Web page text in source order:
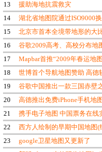
13
援助海地抗震救灾
14
湖北省地图院通过ISO9000
15
北京市首本全境带地形的大
16
谷歌2009高考、高校分布地
17
Mapbar首推“2009年春运地
18
世博首个导航地图赞助 高德
19
谷歌中国推出一款三国赤壁
20
高德推出免费iPhone手机地
21
携手电子地图 中国票务在线
22
西方人绘制的早期中国地图(
23
google卫星地图又更新了